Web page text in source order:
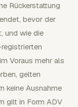
Rückerstattung
bevor der
und wie die
Voraus mehr als
gelten
keine Ausnahme
gilt in Form ADV